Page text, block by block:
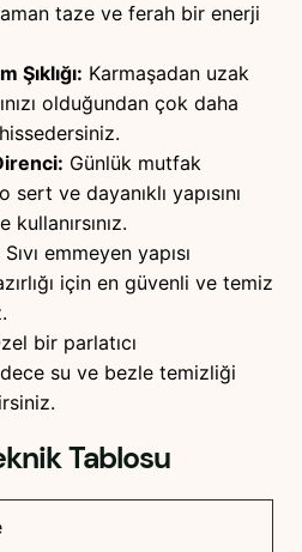
taze ve ferah bir enerji
Şıklığı: Karmaşadan uzak
olduğundan çok daha
Günlük mutfak
ve dayanıklı yapısını
kullanırsınız.
Sıvı emmeyen yapısı
için en güvenli ve temiz
bir parlatıcı
su ve bezle temizliği
Tablosu